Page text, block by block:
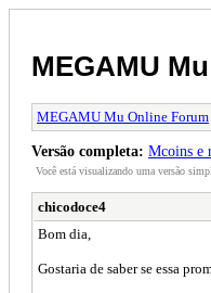
MEGAMU
MEGAMU Mu Online Forum
Versão completa: Mcoins e
Você está visualizando uma versão
chicodoce4
Bom dia,
Gostaria de saber se essa